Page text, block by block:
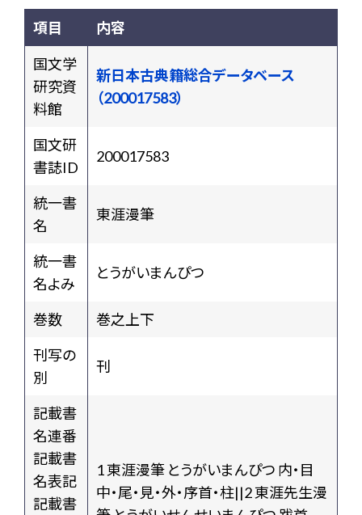
項目 内容
国文学
研究資
料館
新日本古典籍総合データベース
（200017583）
国文研
書誌ID
200017583
統一書
名
東涯漫筆
統一書
名よみ
とうがいまんぴつ
巻数
巻之上下
刊写の
別
刊
記載書
名連番
記載書
名表記
記載書
1 東涯漫筆 とうがいまんぴつ 内・目
中・尾・見・外・序首・柱||2 東涯先生漫